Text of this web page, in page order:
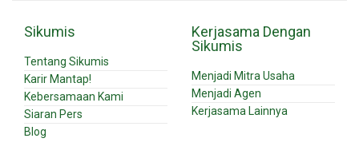
Sikumis
Tentang Sikumis
Karir Mantap!
Kebersamaan Kami
Siaran Pers
Blog
Kerjasama Dengan
Sikumis
Menjadi Mitra Usaha
Menjadi Agen
Kerjasama Lainnya